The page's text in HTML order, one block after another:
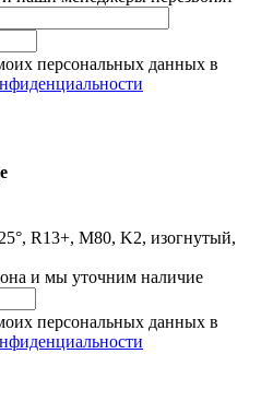
персональных данных в
R13+, M80, K2, изогнутый,
и мы уточним наличие
персональных данных в